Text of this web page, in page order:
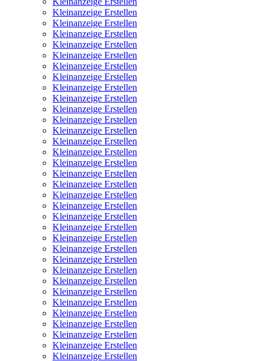
Kleinanzeige Erstellen
Kleinanzeige Erstellen
Kleinanzeige Erstellen
Kleinanzeige Erstellen
Kleinanzeige Erstellen
Kleinanzeige Erstellen
Kleinanzeige Erstellen
Kleinanzeige Erstellen
Kleinanzeige Erstellen
Kleinanzeige Erstellen
Kleinanzeige Erstellen
Kleinanzeige Erstellen
Kleinanzeige Erstellen
Kleinanzeige Erstellen
Kleinanzeige Erstellen
Kleinanzeige Erstellen
Kleinanzeige Erstellen
Kleinanzeige Erstellen
Kleinanzeige Erstellen
Kleinanzeige Erstellen
Kleinanzeige Erstellen
Kleinanzeige Erstellen
Kleinanzeige Erstellen
Kleinanzeige Erstellen
Kleinanzeige Erstellen
Kleinanzeige Erstellen
Kleinanzeige Erstellen
Kleinanzeige Erstellen
Kleinanzeige Erstellen
Kleinanzeige Erstellen
Kleinanzeige Erstellen
Kleinanzeige Erstellen
Kleinanzeige Erstellen